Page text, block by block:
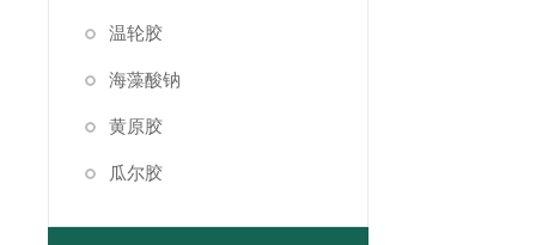
温轮胶
海藻酸钠
黄原胶
瓜尔胶